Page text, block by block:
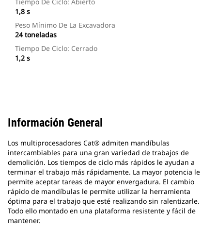
Tiempo De Ciclo: Abierto
1,8 s
Peso Mínimo De La Excavadora
24 toneladas
Tiempo De Ciclo: Cerrado
1,2 s
Información General
Los multiprocesadores Cat® admiten mandíbulas
intercambiables para una gran variedad de trabajos de
demolición. Los tiempos de ciclo más rápidos le ayudan a
terminar el trabajo más rápidamente. La mayor potencia le
permite aceptar tareas de mayor envergadura. El cambio
rápido de mandíbulas le permite utilizar la herramienta
óptima para el trabajo que esté realizando sin ralentizarle.
Todo ello montado en una plataforma resistente y fácil de
mantener.